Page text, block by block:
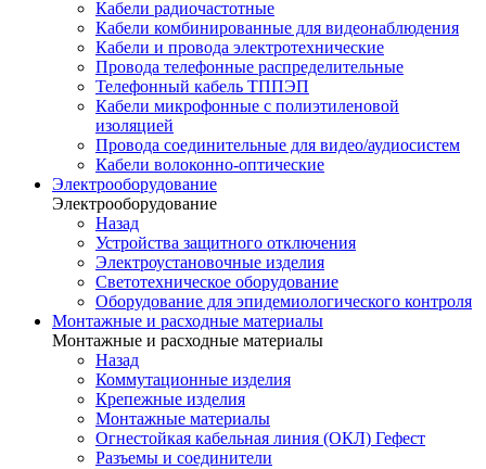
Кабели радиочастотные
Кабели комбинированные для видеонаблюдения
Кабели и провода электротехнические
Провода телефонные распределительные
Телефонный кабель ТППЭП
Кабели микрофонные с полиэтиленовой
изоляцией
Провода соединительные для видео/аудиосистем
Кабели волоконно-оптические
Электрооборудование
Электрооборудование
Назад
Устройства защитного отключения
Электроустановочные изделия
Светотехническое оборудование
Оборудование для эпидемиологического контроля
Монтажные и расходные материалы
Монтажные и расходные материалы
Назад
Коммутационные изделия
Крепежные изделия
Монтажные материалы
Огнестойкая кабельная линия (ОКЛ) Гефест
Разъемы и соединители